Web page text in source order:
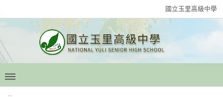
國立玉里高級中學